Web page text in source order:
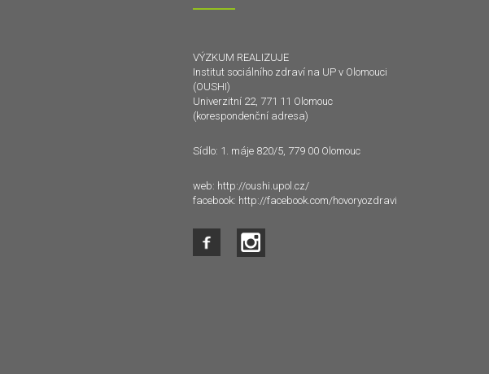
VÝZKUM REALIZUJE
Institut sociálního zdraví na UP v Olomouci
(OUSHI)
Univerzitní 22, 771 11 Olomouc
(korespondenční adresa)
Sídlo: 1. máje 820/5, 779 00 Olomouc
web: http://oushi.upol.cz/
facebook: http://facebook.com/hovoryozdravi